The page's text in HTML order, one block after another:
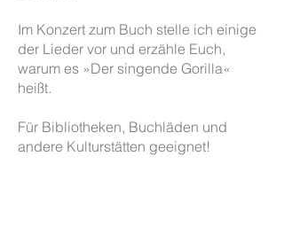
Im Konzert zum Buch stelle ich einige
der Lieder vor und erzähle Euch,
warum es »Der singende Gorilla«
heißt.
Für Bibliotheken, Buchläden und
andere Kulturstätten geeignet!